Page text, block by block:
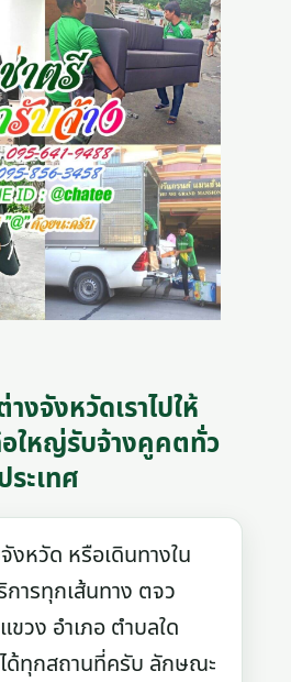
งจังหวัดเราไปให้
ใหญ่รับจ้างคูคตทั่ว
ระเทศ
หวัด หรือเดินทางใน
การทุกเส้นทาง ตจว
วง อำเภอ ตำบลใด
ได้ทุกสถานที่ครับ ลักษณะ